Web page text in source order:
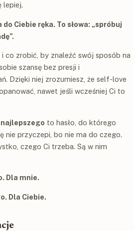
lepiej.
Ciebie ręka. To słowa: „spróbuj
co zrobić, by znaleźć swój sposób na
szansę bez presji i
Dzięki niej zrozumiesz, że self-love
nawet jeśli wcześniej Ci to
to hasło, do którego
nie przyczepi, bo nie ma do czego.
czego Ci trzeba. Są w nim
Dla mnie.
Dla Ciebie.